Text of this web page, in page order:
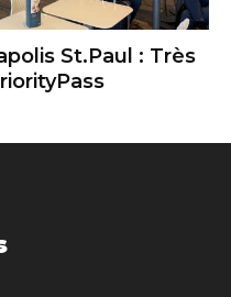
St.Paul : Très